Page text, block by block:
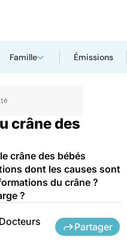
Famille Émissions
crâne des
crâne des bébés
dont les causes sont
du crâne ?
?
Partager